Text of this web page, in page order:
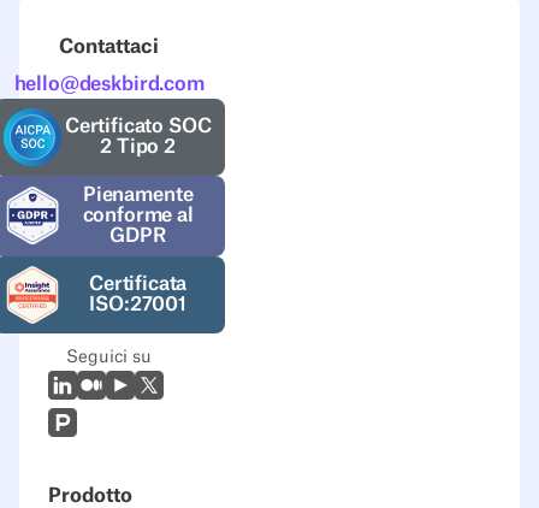
Contattaci
hello@deskbird.com
Certificato SOC
2 Tipo 2
Pienamente
conforme al
GDPR
Certificata
ISO:27001
Seguici su
LinkedIn
MedioYoutubeX (Twitter)
Prodcut Hunt
Prodotto